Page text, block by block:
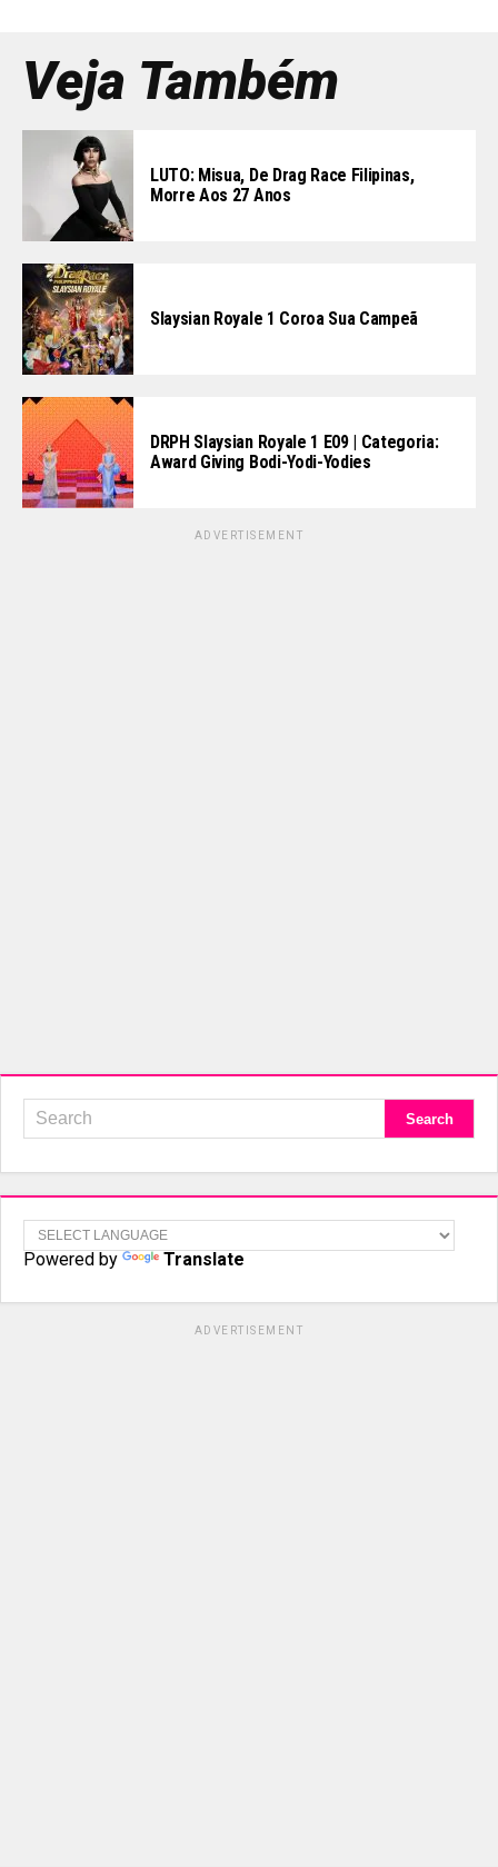
Veja Também
LUTO: Misua, De Drag Race Filipinas,
Morre Aos 27 Anos
Slaysian Royale 1 Coroa Sua Campeã
DRPH Slaysian Royale 1 E09 | Categoria:
Award Giving Bodi-Yodi-Yodies
ADVERTISEMENT
Powered by Translate
ADVERTISEMENT